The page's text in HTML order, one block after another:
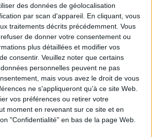
des données de géolocalisation
par scan d'appareil. En cliquant, vous
traitements décrits précédemment. Vous
de donner votre consentement ou
plus détaillées et modifier vos
consentir. Veuillez noter que certains
personnelles peuvent ne pas
mais vous avez le droit de vous
ne s'appliqueront qu’à ce site Web.
vos préférences ou retirer votre
moment en revenant sur ce site et en
"Confidentialité" en bas de la page Web.
rendez-vous à partir du 8 septembre pour une
vibrante, pleine de rencontres et de